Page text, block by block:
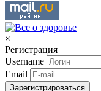
×
Регистрация
Username
Email
Зарегистрироваться